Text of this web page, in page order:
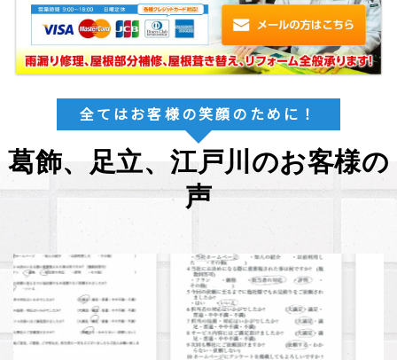
全てはお客様の笑顔のために！
葛飾、足立、江戸川のお客様の
声